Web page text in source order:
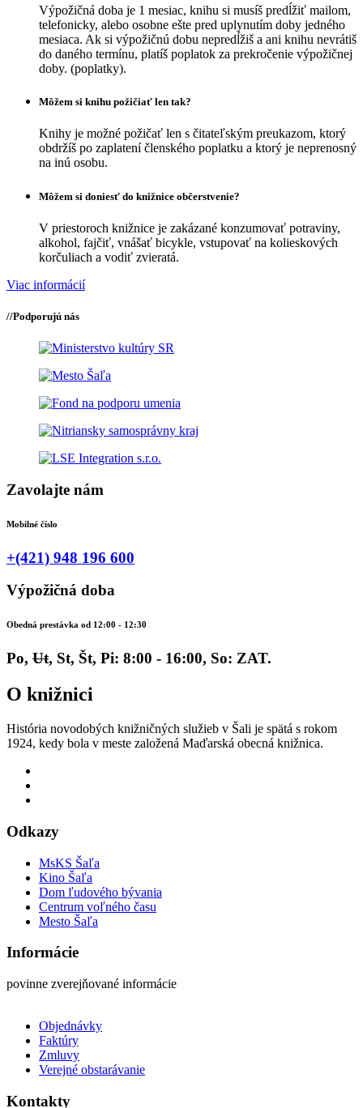
Výpožičná doba je 1 mesiac, knihu si musíš predĺžiť mailom,
telefonicky, alebo osobne ešte pred uplynutím doby jedného
mesiaca. Ak si výpožičnú dobu nepredĺžiš a ani knihu nevrátiš
do daného termínu, platíš poplatok za prekročenie výpožičnej
doby. (poplatky).
Môžem si knihu požičiať len tak?
Knihy je možné požičať len s čitateľským preukazom, ktorý
obdržíš po zaplatení členského poplatku a ktorý je neprenosný
na inú osobu.
Môžem si doniesť do knižnice občerstvenie?
V priestoroch knižnice je zakázané konzumovať potraviny,
alkohol, fajčiť, vnášať bicykle, vstupovať na kolieskových
korčuliach a vodiť zvieratá.
Viac informácií
//Podporujú nás
Zavolajte nám
Mobilné číslo
+(421) 948 196 600
Výpožičná doba
Obedná prestávka od 12:00 - 12:30
Po, Ut, St, Št, Pi: 8:00 - 16:00, So: ZAT.
O knižnici
História novodobých knižničných služieb v Šali je spätá s rokom
1924, kedy bola v meste založená Maďarská obecná knižnica.
Odkazy
MsKS Šaľa
Kino Šaľa
Dom ľudového bývania
Centrum voľného času
Mesto Šaľa
Informácie
povinne zverejňované informácie
Objednávky
Faktúry
Zmluvy
Verejné obstarávanie
Kontakty